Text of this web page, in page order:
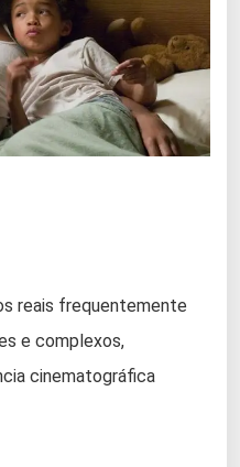
reais frequentemente
e complexos,
cinematográfica